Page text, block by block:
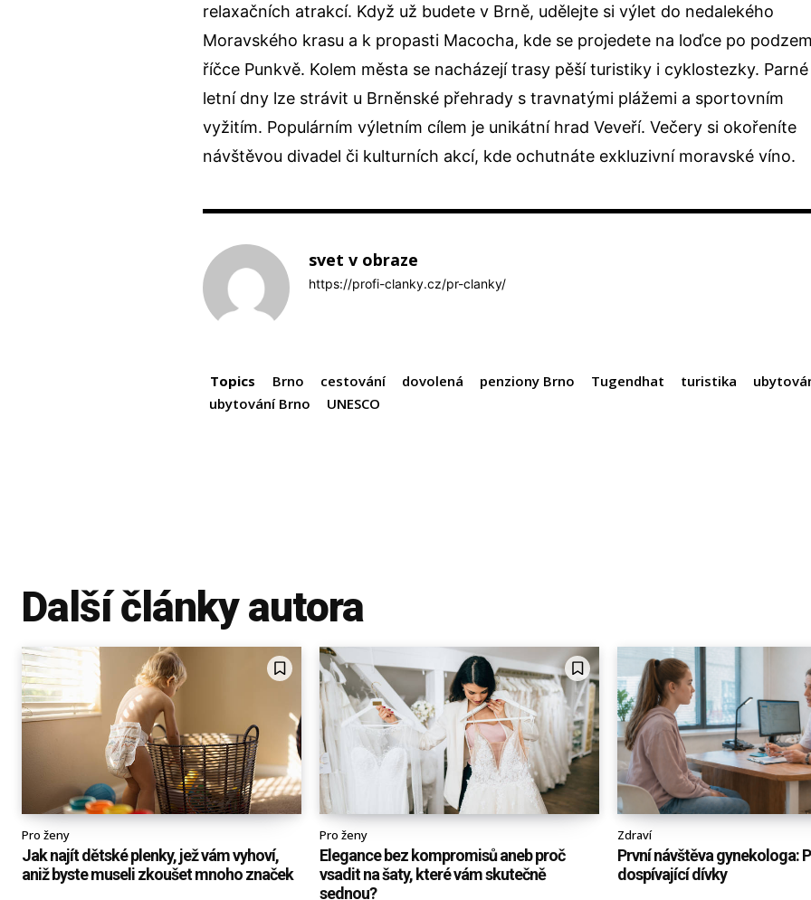
relaxačních atrakcí. Když už budete v Brně, udělejte si výlet do nedalekého
Moravského krasu a k propasti Macocha, kde se projedete na loďce po
říčce Punkvě. Kolem města se nacházejí trasy pěší turistiky i cyklostezky. Parné
letní dny lze strávit u Brněnské přehrady s travnatými plážemi a sportovním
vyžitím. Populárním výletním cílem je unikátní hrad Veveří. Večery si okořeníte
návštěvou divadel či kulturních akcí, kde ochutnáte exkluzivní moravské víno.
svet v obraze
https://profi-clanky.cz/pr-clanky/
Topics Brno cestování dovolená penziony Brno Tugendhat turistika
ubytování Brno
UNESCO
Další články autora
Pro ženy
Jak najít dětské plenky, jež vám vyhoví,
aniž byste museli zkoušet mnoho značek
Pro ženy
Elegance bez kompromisů aneb proč
vsadit na šaty, které vám skutečně
sednou?
Zdraví
První návštěva gynekologa:
dospívající dívky